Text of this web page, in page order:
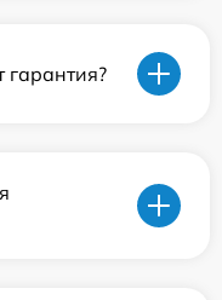
гарантия?